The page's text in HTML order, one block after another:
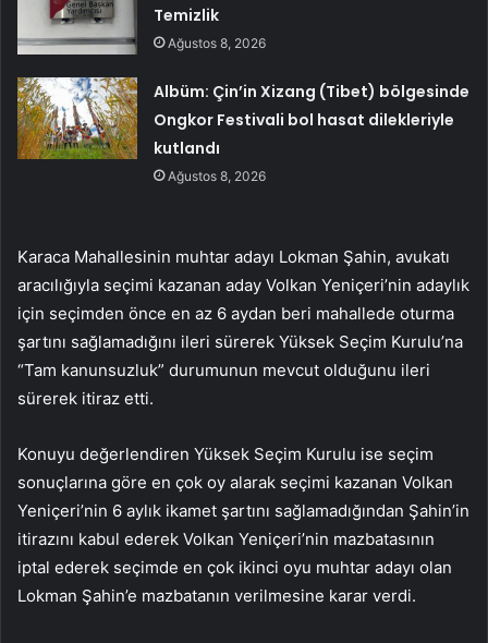
Temizlik
Ağustos 8, 2026
Albüm: Çin’in Xizang (Tibet) bölgesinde
Ongkor Festivali bol hasat dilekleriyle
kutlandı
Ağustos 8, 2026
Karaca Mahallesinin muhtar adayı Lokman Şahin, avukatı
aracılığıyla seçimi kazanan aday Volkan Yeniçeri’nin adaylık
için seçimden önce en az 6 aydan beri mahallede oturma
şartını sağlamadığını ileri sürerek Yüksek Seçim Kurulu’na
“Tam kanunsuzluk” durumunun mevcut olduğunu ileri
sürerek itiraz etti.
Konuyu değerlendiren Yüksek Seçim Kurulu ise seçim
sonuçlarına göre en çok oy alarak seçimi kazanan Volkan
Yeniçeri’nin 6 aylık ikamet şartını sağlamadığından Şahin’in
itirazını kabul ederek Volkan Yeniçeri’nin mazbatasının
iptal ederek seçimde en çok ikinci oyu muhtar adayı olan
Lokman Şahin’e mazbatanın verilmesine karar verdi.